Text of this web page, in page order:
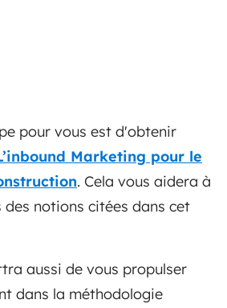
pour vous est d'obtenir
Marketing pour le
. Cela vous aidera à
notions citées dans cet
aussi de vous propulser
dans la méthodologie